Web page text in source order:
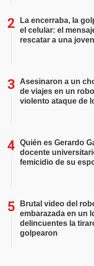
La encerraba, la
el celular: el
rescatar a una joven
Asesinaron a un
de viajes en un
violento ataque de
Quién es Gerardo
docente
femicidio de su
Brutal video del
embarazada en un
delincuentes la
golpearon